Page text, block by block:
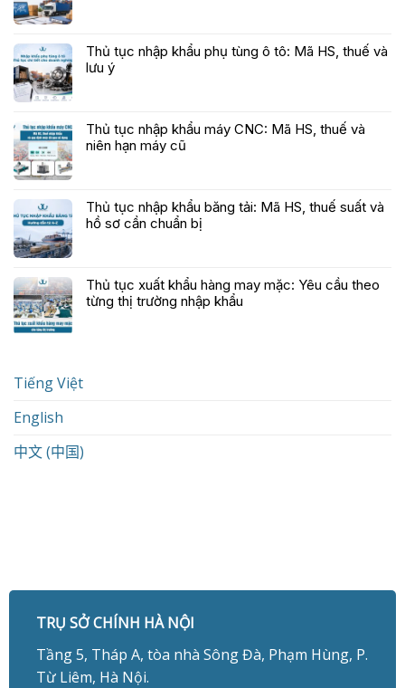
Thủ tục nhập khẩu phụ tùng ô tô: Mã HS, thuế và
lưu ý
Thủ tục nhập khẩu máy CNC: Mã HS, thuế và
niên hạn máy cũ
Thủ tục nhập khẩu băng tải: Mã HS, thuế suất và
hồ sơ cần chuẩn bị
Thủ tục xuất khẩu hàng may mặc: Yêu cầu theo
từng thị trường nhập khẩu
Tiếng Việt
English
中文 (中国)
TRỤ SỞ CHÍNH HÀ NỘI
Tầng 5, Tháp A, tòa nhà Sông Đà, Phạm Hùng, P.
Từ Liêm, Hà Nội.